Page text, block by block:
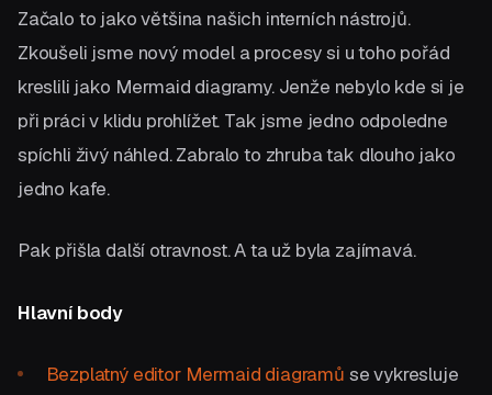
Začalo to jako většina našich interních nástrojů.
Zkoušeli jsme nový model a procesy si u toho pořád
kreslili jako Mermaid diagramy. Jenže nebylo kde si je
při práci v klidu prohlížet. Tak jsme jedno odpoledne
spíchli živý náhled. Zabralo to zhruba tak dlouho jako
jedno kafe.
Pak přišla další otravnost. A ta už byla zajímavá.
Hlavní body
Bezplatný editor Mermaid diagramů se vykresluje